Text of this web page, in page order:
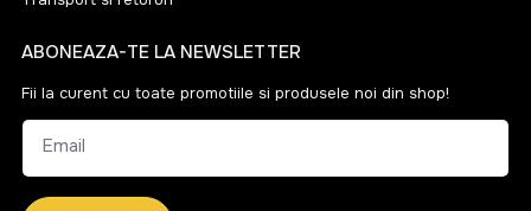
ABONEAZA-TE LA NEWSLETTER
Fii la curent cu toate promotiile si produsele noi din shop!
Email